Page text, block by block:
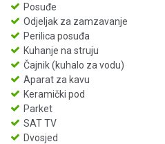
Posuđe
Odjeljak za zamzavanje
Perilica posuđa
Kuhanje na struju
Čajnik (kuhalo za vodu)
Aparat za kavu
Keramički pod
Parket
SAT TV
Dvosjed